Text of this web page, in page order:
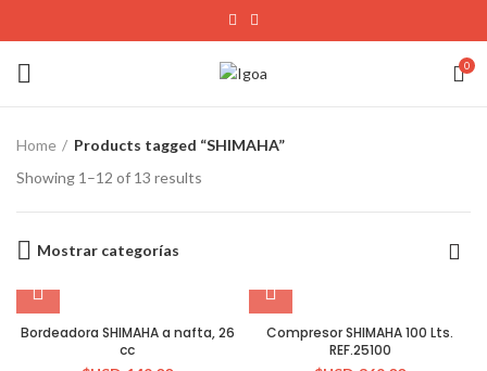
0
Home
Products tagged “SHIMAHA”
Showing 1–12 of 13 results
Mostrar categorías
Bordeadora SHIMAHA a nafta, 26
cc
Compresor SHIMAHA 100 Lts.
REF.25100